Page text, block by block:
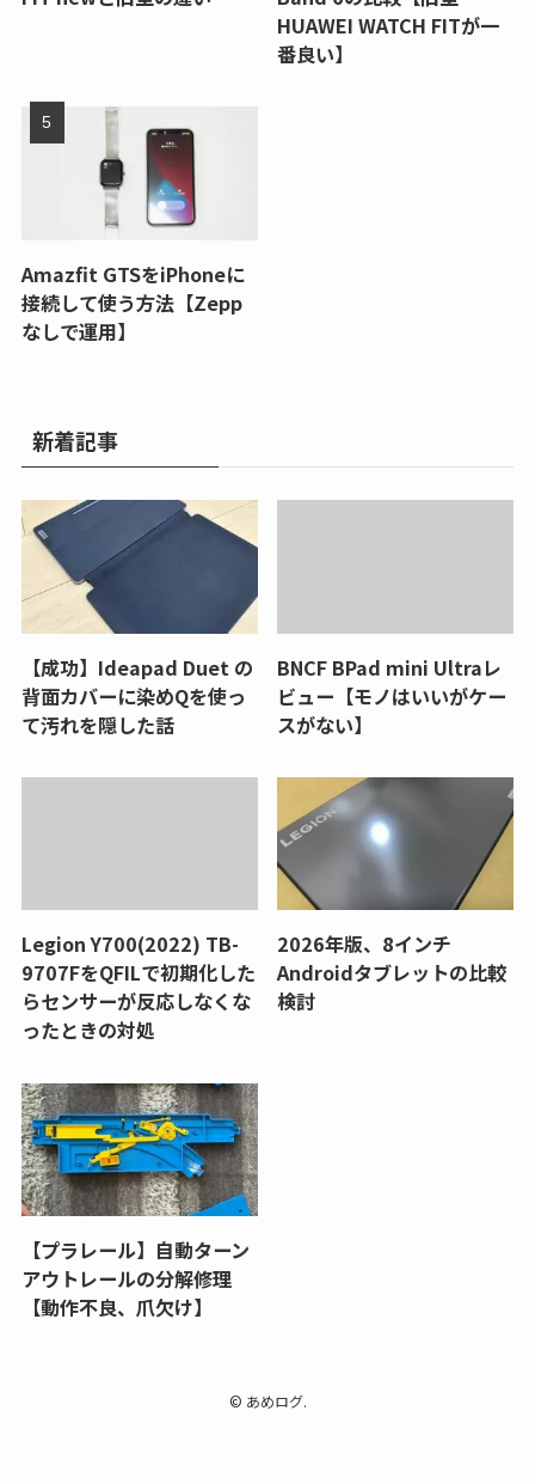
HUAWEI WATCH FITが一
番良い】
Amazfit GTSをiPhoneに
接続して使う方法【Zepp
なしで運用】
新着記事
【成功】Ideapad Duet の
背面カバーに染めQを使っ
て汚れを隠した話
BNCF BPad mini Ultraレ
ビュー【モノはいいがケー
スがない】
Legion Y700(2022) TB-
9707FをQFILで初期化した
らセンサーが反応しなくな
ったときの対処
2026年版、8インチ
Androidタブレットの比較
検討
【プラレール】自動ターン
アウトレールの分解修理
【動作不良、爪欠け】
© あめログ.